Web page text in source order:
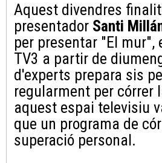
Aquest divendres
presentador Santi
per presentar "El mur",
TV3 a partir de
d'experts prepara sis
regularment per córrer
aquest espai televisiu
que un programa de
superació personal.